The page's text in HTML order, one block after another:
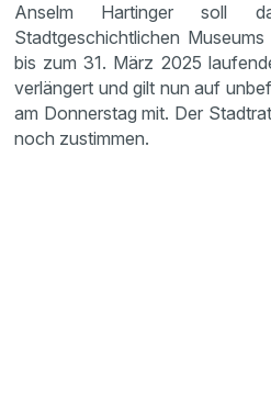
Anselm Hartinger soll
Stadtgeschichtlichen
bis zum 31. März 2025
verlängert und gilt nun auf
am Donnerstag mit. Der
noch zustimmen.